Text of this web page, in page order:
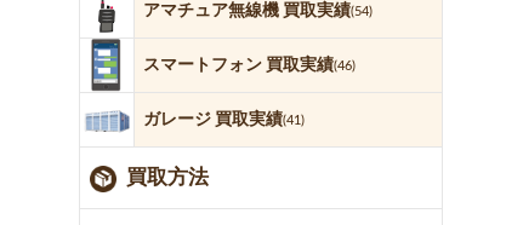
アマチュア無線機 買取実績(54)
スマートフォン 買取実績(46)
ガレージ 買取実績(41)
買取方法